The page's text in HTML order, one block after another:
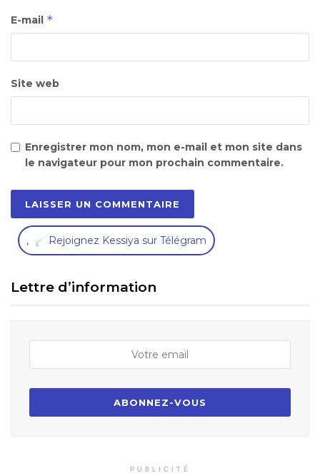
E-mail *
Site web
Enregistrer mon nom, mon e-mail et mon site dans
le navigateur pour mon prochain commentaire.
, Rejoignez Kessiya sur Télégram
Lettre d’information
PUBLICITÉ